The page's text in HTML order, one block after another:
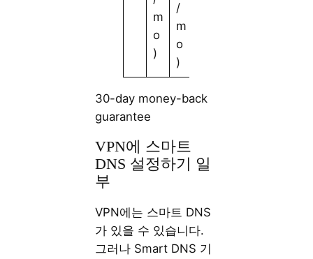
m
o
)
/
m
o
)
30-day money-back
guarantee
VPN에 스마트
DNS 설정하기 일
부
VPN에는 스마트 DNS
가 있을 수 있습니다.
그러나 Smart DNS 기